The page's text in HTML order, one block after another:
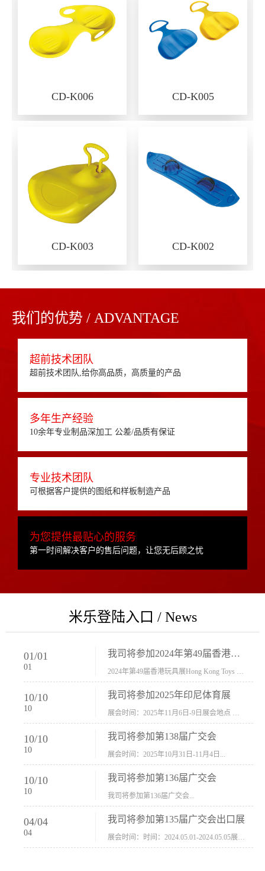
CD-K006 CD-K005
CD-K003 CD-K002
我们的优势 / ADVANTAGE
超前技术团队
超前技术团队,给你高品质，高质量的产品
多年生产经验
10余年专业制品深加工 公差/品质有保证
专业技术团队
可根据客户提供的图纸和样板制造产品
为您提供最贴心的服务
第一时间解决客户的售后问题，让您无后顾之忧
米乐登陆入口 / News
01/01
01
我司将参加2024年第49届香港玩具展Hong Kong Toys & Games Fair 欢迎新···
10/10
10
我司将参加2025年印尼体育展
10/10
10
我司将参加第138届广交会
展会时间：2025年10月31日-11月4日...
10/10
10
我司将参加第136届广交会
我司将参加第136届广交会...
04/04
04
我司将参加第135届广交会出口展
展会时间：时间：2024.05.01-2024.05.05展会地址：中国进出口商品交易会展馆福建康莱宝公司展位号12.1G37-38、H11-12，浙江康莱宝展位号17.1B23-24、C19-20...